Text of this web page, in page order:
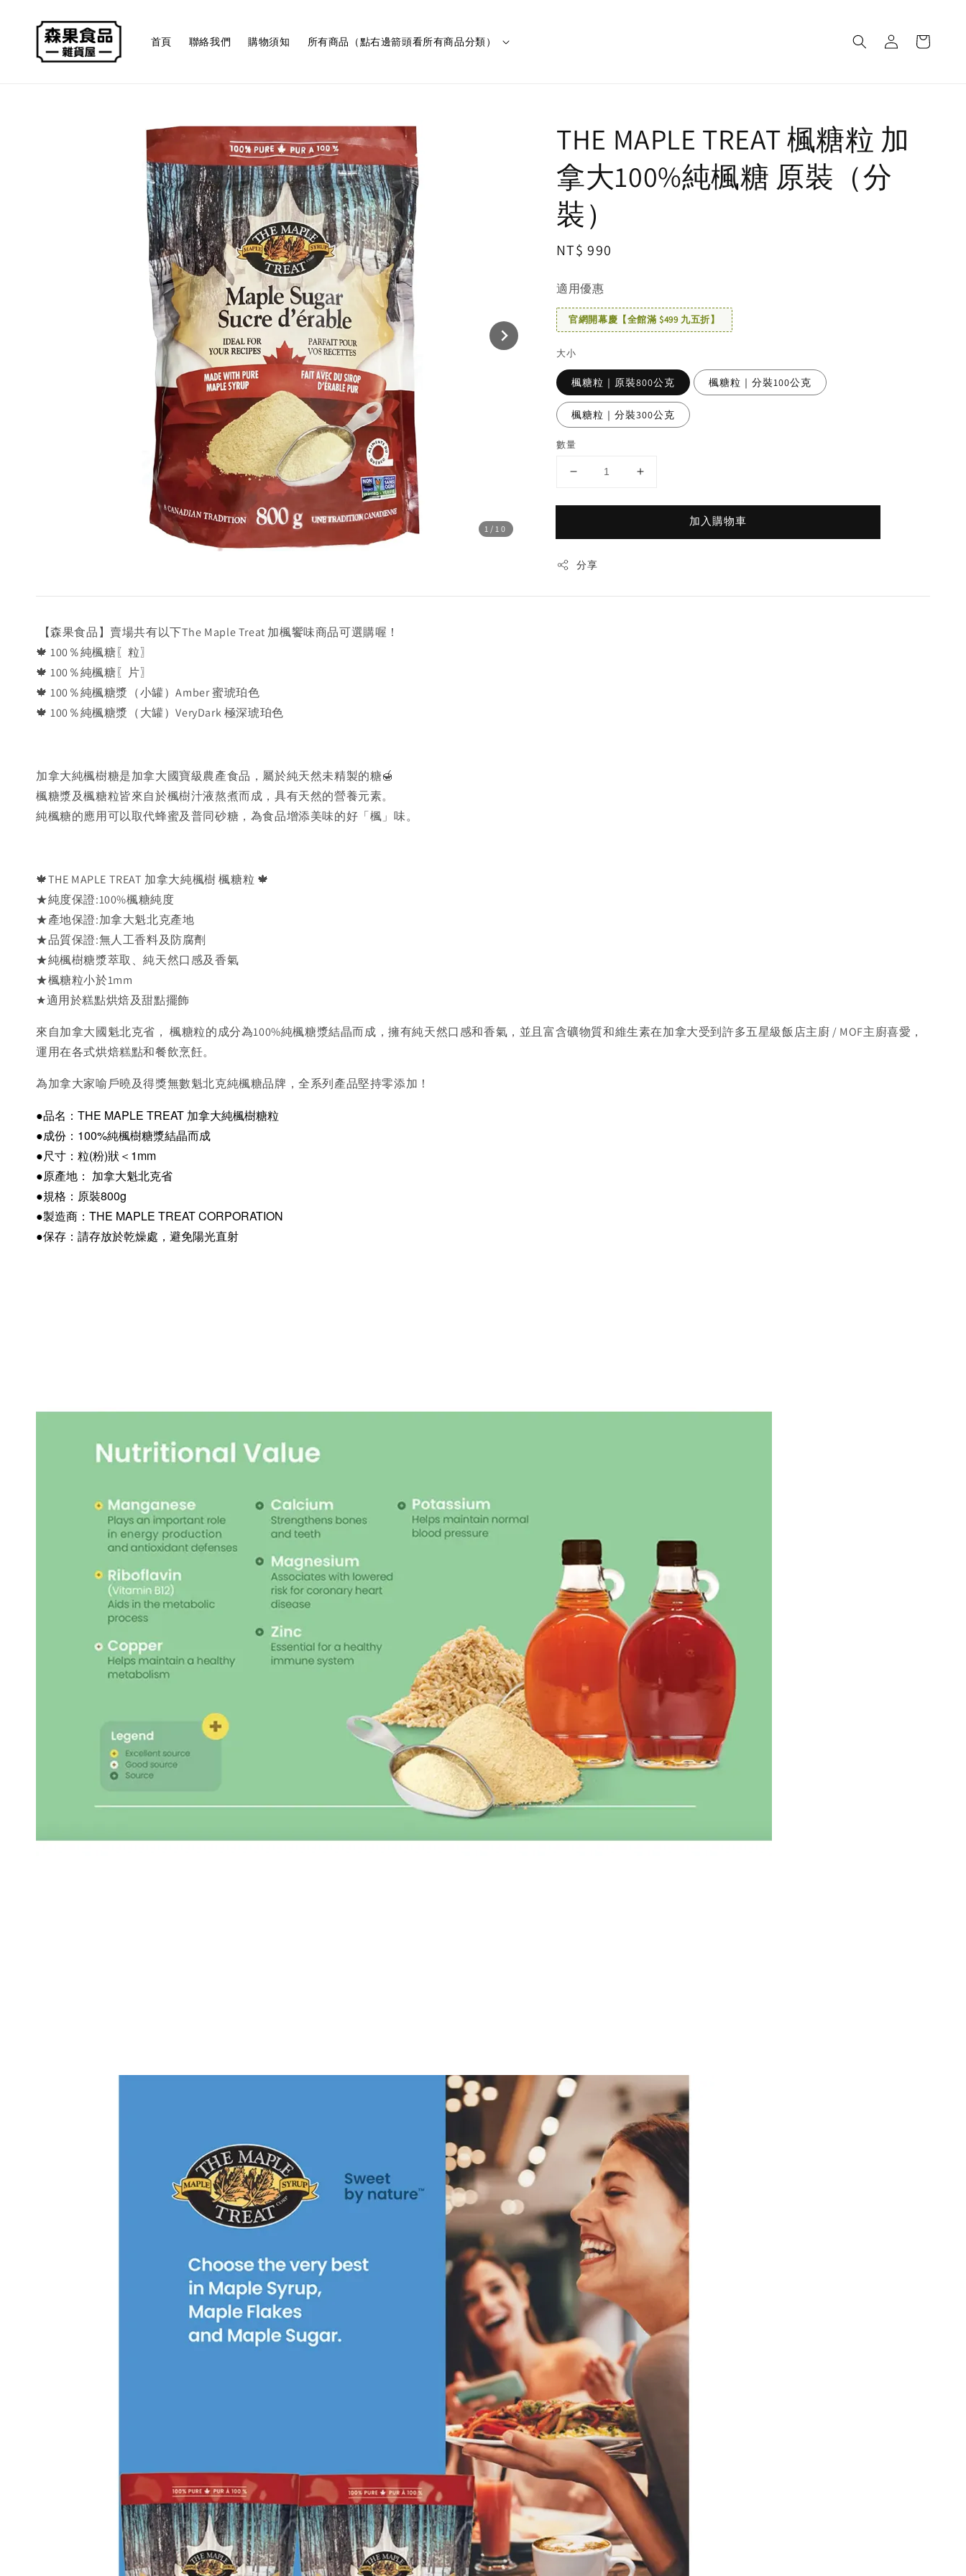
首頁 聯絡我們 購物須知 所有商品（點右邊箭頭看所有商品分類）
1 /10
THE MAPLE TREAT 楓糖粒 加
拿大100%純楓糖 原裝（分
裝）
Regular
NT$ 990
適用優惠
官網開幕慶【全館滿 $499 九五折】
大小
楓糖粒｜原裝800公克 楓糖粒｜分裝100公克
楓糖粒｜分裝300公克
數量
加入購物車
分享
【森果食品】賣場共有以下The Maple Treat 加楓饗味商品可選購喔！
🍁 100％純楓糖〖粒〗
🍁 100％純楓糖〖片〗
🍁 100％純楓糖漿（小罐）Amber 蜜琥珀色
🍁 100％純楓糖漿（大罐）VeryDark 極深琥珀色
加拿大純楓樹糖是加拿大國寶級農產食品，屬於純天然未精製的糖🍯
楓糖漿及楓糖粒皆來自於楓樹汁液熬煮而成，具有天然的營養元素。
純楓糖的應用可以取代蜂蜜及普同砂糖，為食品增添美味的好「楓」味。
🍁THE MAPLE TREAT 加拿大純楓樹 楓糖粒 🍁
★純度保證:100%楓糖純度
★產地保證:加拿大魁北克產地
★品質保證:無人工香料及防腐劑
★純楓樹糖漿萃取、純天然口感及香氣
★楓糖粒小於1mm
★適用於糕點烘焙及甜點擺飾
來自加拿大國魁北克省， 楓糖粒的成分為100%純楓糖漿結晶而成，擁有純天然口感和香氣，並且富含礦物質和維生素在加拿大受到許多五星級飯店主廚 / MOF主廚喜愛，
運用在各式烘焙糕點和餐飲烹飪。
為加拿大家喻戶曉及得獎無數魁北克純楓糖品牌，全系列產品堅持零添加！
●品名：THE MAPLE TREAT 加拿大純楓樹糖粒
●成份：100%純楓樹糖漿結晶而成
●尺寸：粒(粉)狀＜1mm
●原產地： 加拿大魁北克省
●規格：原裝800g
●製造商：THE MAPLE TREAT CORPORATION
●保存：請存放於乾燥處，避免陽光直射